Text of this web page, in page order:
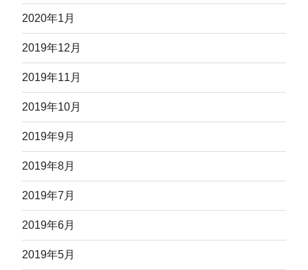
2020年1月
2019年12月
2019年11月
2019年10月
2019年9月
2019年8月
2019年7月
2019年6月
2019年5月